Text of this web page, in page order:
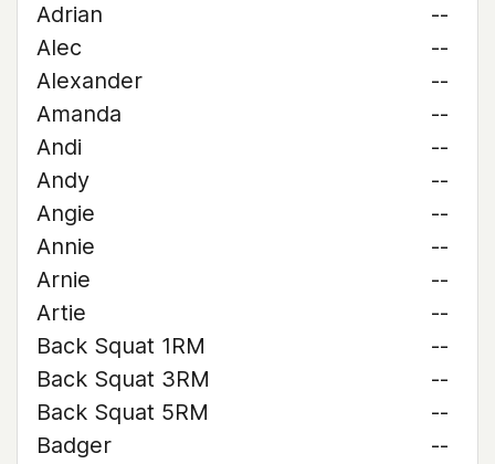
Adrian
--
Alec
--
Alexander
--
Amanda
--
Andi
--
Andy
--
Angie
--
Annie
--
Arnie
--
Artie
--
Back Squat 1RM
--
Back Squat 3RM
--
Back Squat 5RM
--
Badger
--